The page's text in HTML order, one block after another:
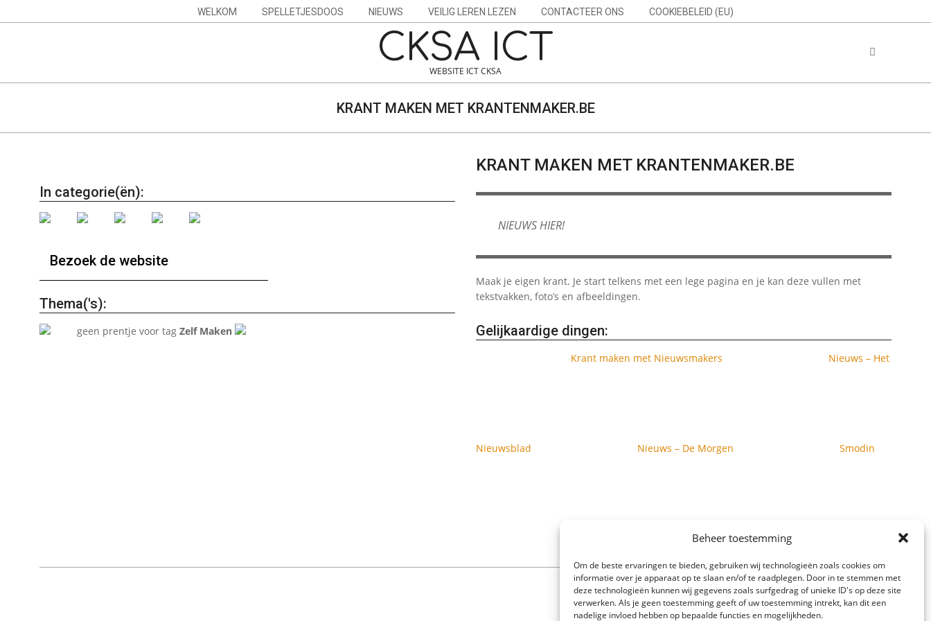
Beheer toestemming
Om de beste ervaringen te bieden, gebruiken wij technologieën zoals cookies om
informatie over je apparaat op te slaan en/of te raadplegen. Door in te stemmen met
deze technologieën kunnen wij gegevens zoals surfgedrag of unieke ID's op deze site
verwerken. Als je geen toestemming geeft of uw toestemming intrekt, kan dit een
nadelige invloed hebben op bepaalde functies en mogelijkheden.
to
Menu
WELKOM SPELLETJESDOOS NIEUWS VEILIG LEREN LEZEN CONTACTEER ONS COOKIEBELEID (EU)
CKSA ICT
WEBSITE ICT CKSA
Search
KRANT MAKEN MET KRANTENMAKER.BE
In categorie(ën):
Bezoek de website
Thema('s):
geen prentje voor tag Zelf Maken
KRANT MAKEN MET KRANTENMAKER.BE
NIEUWS HIER!
Maak je eigen krant. Je start telkens met een lege pagina en je kan deze vullen met
tekstvakken, foto’s en afbeeldingen.
Gelijkaardige dingen:
Krant maken met Nieuwsmakers Nieuws – Het
Nieuwsblad Nieuws – De Morgen Smodin